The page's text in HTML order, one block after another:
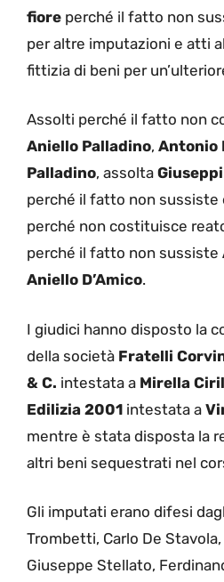
fiore perché il fatto non
per altre imputazioni e atti
fittizia di beni per
Assolti perché il fatto non
Aniello Palladino, Antonio
Palladino, assolta
perché il fatto non sussiste
perché non costituisce
perché il fatto non sussiste
Aniello D’Amico.
I giudici hanno disposto la
della società Fratelli
& C. intestata a Mirella
Edilizia 2001 intestata a
mentre è stata disposta la
altri beni sequestrati nel
Gli imputati erano difesi
Trombetti, Carlo De
Giuseppe Stellato,